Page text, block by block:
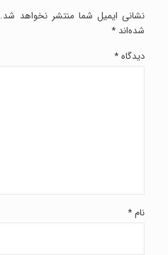
نشانی ایمیل شما منتشر نخواهد شد.
شده‌اند *
دیدگاه*
نام*